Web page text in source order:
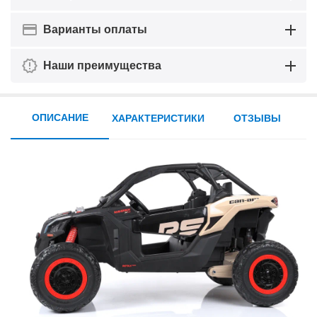
Варианты оплаты
Наши преимущества
ОПИСАНИЕ ХАРАКТЕРИСТИКИ ОТЗЫВЫ